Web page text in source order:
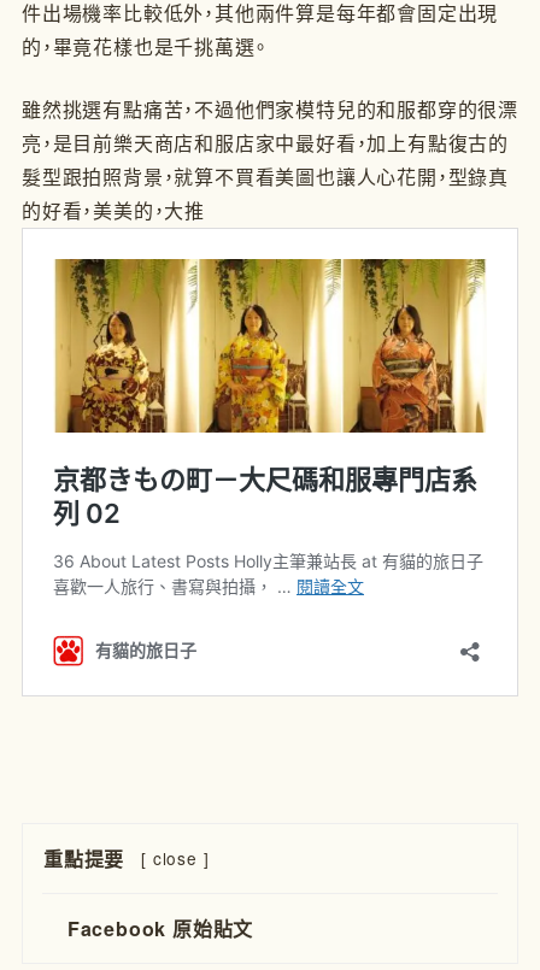
件出場機率比較低外，其他兩件算是每年都會固定出現
的，畢竟花樣也是千挑萬選。
雖然挑選有點痛苦，不過他們家模特兒的和服都穿的很漂
亮，是目前樂天商店和服店家中最好看，加上有點復古的
髮型跟拍照背景，就算不買看美圖也讓人心花開，型錄真
的好看，美美的，大推
重點提要 [ close ]
Facebook 原始貼文